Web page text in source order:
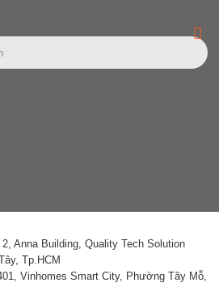
2, Anna Building, Quality Tech Solution
Tp.HCM
Vinhomes Smart City, Phường Tây Mỗ,